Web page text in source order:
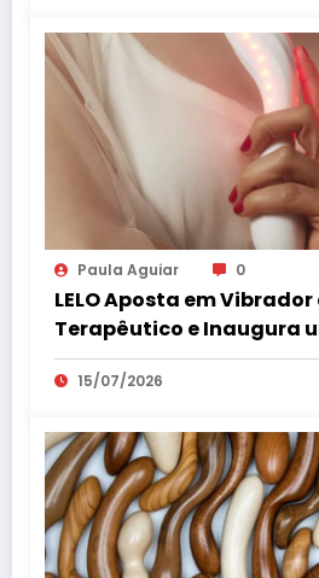
Paula Aguiar 0
LELO Aposta em Vibrador
Terapêutico e Inaugura
do Bem-Estar Íntimo
15/07/2026